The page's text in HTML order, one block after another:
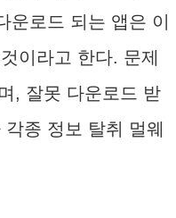
운로드 되는 앱은 이
이라고 한다. 문제
, 잘못 다운로드 받
종 정보 탈취 멀웨